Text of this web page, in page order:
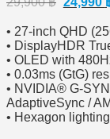
price
was:
29,900
• 27-inch QHD
• DisplayHDR
• OLED with
• 0.03ms (GtG)
• NVIDIA® G-
AdaptiveSync /
• Hexagon